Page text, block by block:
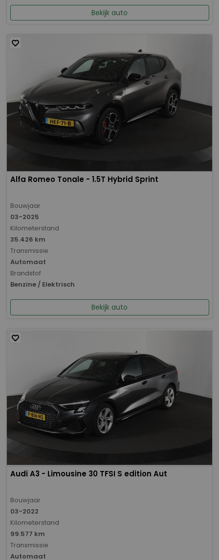
Bekijk auto
Alfa Romeo Tonale - 1.5T Hybrid Sprint
Bouwjaar
03-2025
Kilometerstand
35.426 km
Transmissie
Automaat
Brandstof
Benzine / Elektrisch
Bekijk auto
Audi A3 - Limousine 30 TFSI S edition Aut
Bouwjaar
03-2022
Kilometerstand
99.577 km
Transmissie
Automaat